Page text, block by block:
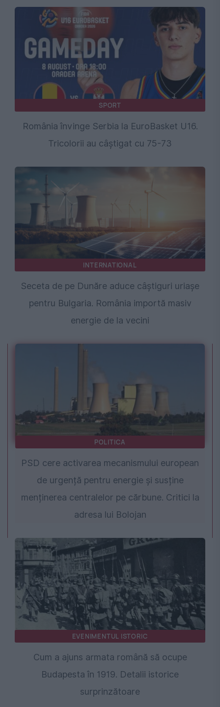
SPORT
România învinge Serbia la EuroBasket U16.
Tricolorii au câștigat cu 75-73
INTERNATIONAL
Seceta de pe Dunăre aduce câștiguri uriașe
pentru Bulgaria. România importă masiv
energie de la vecini
POLITICA
PSD cere activarea mecanismului european
de urgență pentru energie și susține
menținerea centralelor pe cărbune. Critici la
adresa lui Bolojan
EVENIMENTUL ISTORIC
Cum a ajuns armata română să ocupe
Budapesta în 1919. Detalii istorice
surprinzătoare